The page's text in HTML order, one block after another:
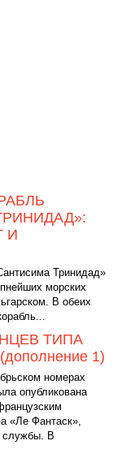
И
Тринидад»
морских
В обеих
ТИПА
1)
номерах
опубликована
«Ле Фантаск»,
службы. В